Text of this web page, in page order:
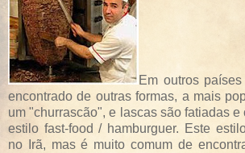
Em outros
encontrado de outras formas, a mais
um "churrascão", e lascas são fatiadas
estilo fast-food / hamburguer. Este
no Irã, mas é muito comum de